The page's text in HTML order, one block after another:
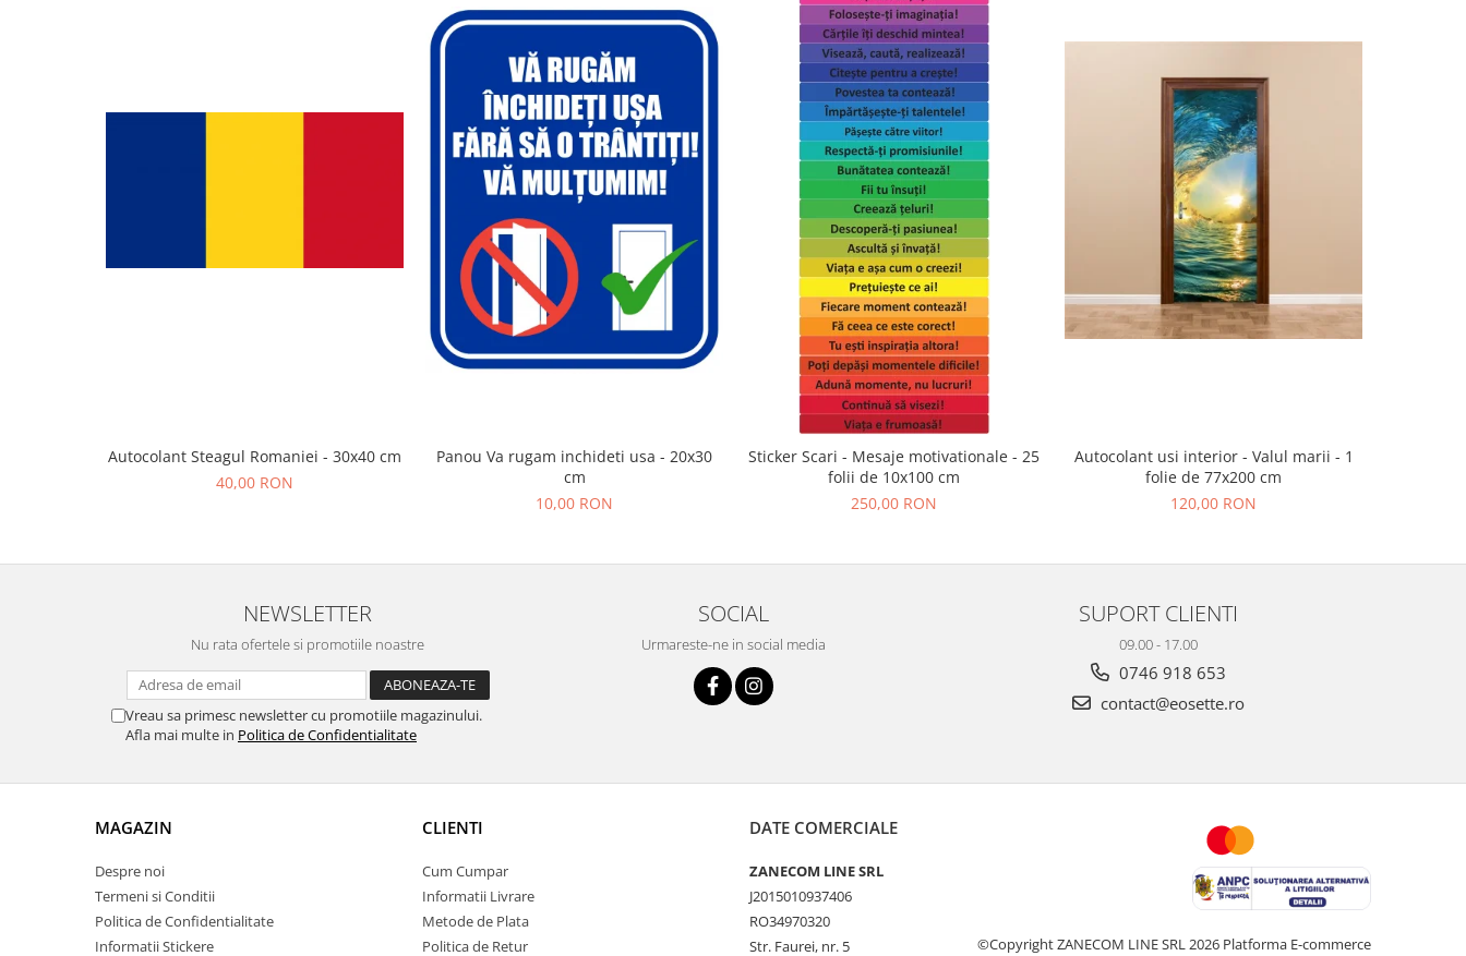
Autocolant Steagul Romaniei - 30x40 cm
40,00 RON
Panou Va rugam inchideti usa - 20x30
cm
10,00 RON
Sticker Scari - Mesaje motivationale - 25
folii de 10x100 cm
250,00 RON
Autocolant usi interior - Valul marii - 1
folie de 77x200 cm
120,00 RON
NEWSLETTER
Nu rata ofertele si promotiile noastre
Vreau sa primesc newsletter cu promotiile magazinului.
Afla mai multe in Politica de Confidentialitate
SOCIAL
Urmareste-ne in social media
SUPORT CLIENTI
09.00 - 17.00
0746 918 653
contact@eosette.ro
MAGAZIN
Despre noi
Termeni si Conditii
Politica de Confidentialitate
Informatii Stickere
CLIENTI
Cum Cumpar
Informatii Livrare
Metode de Plata
Politica de Retur
DATE COMERCIALE
ZANECOM LINE SRL
J2015010937406
RO34970320
Str. Faurei, nr. 5
©Copyright ZANECOM LINE SRL 2026 Platforma E-commerce